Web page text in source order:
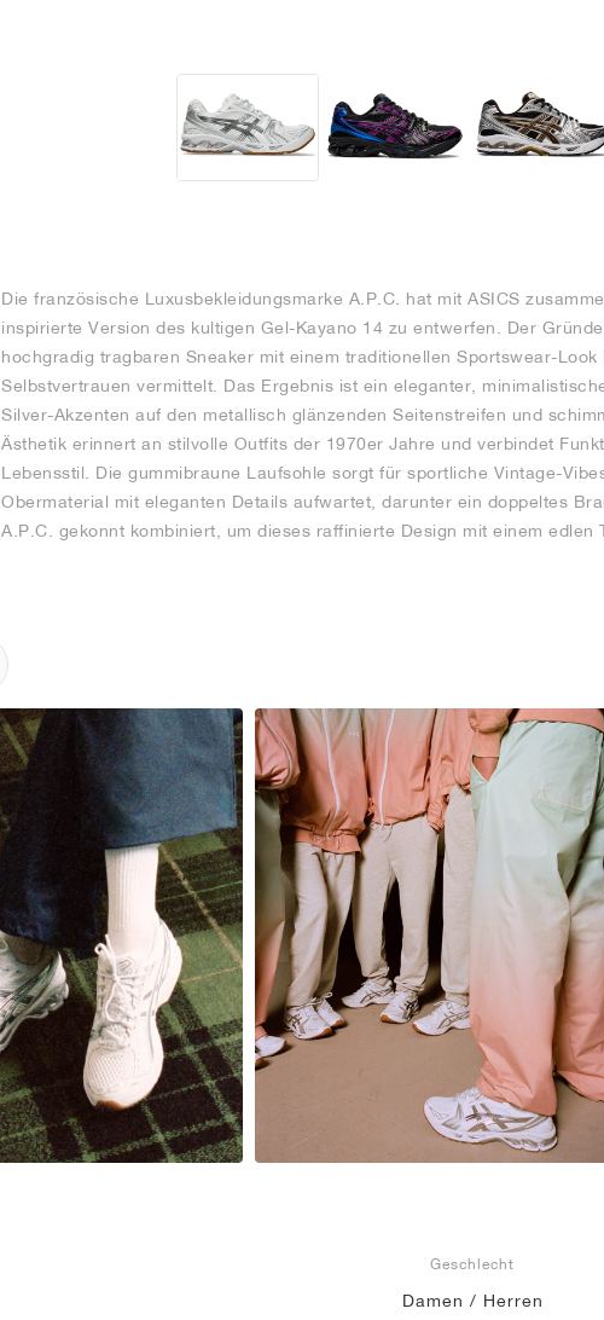
Die französische Luxusbekleidungsmarke A.P.C. hat mit ASICS
inspirierte Version des kultigen Gel-Kayano 14 zu entwerfen. Der
hochgradig tragbaren Sneaker mit einem traditionellen Sportswear-
Selbstvertrauen vermittelt. Das Ergebnis ist ein eleganter,
Silver-Akzenten auf den metallisch glänzenden Seitenstreifen und
Ästhetik erinnert an stilvolle Outfits der 1970er Jahre und verbindet
Lebensstil. Die gummibraune Laufsohle sorgt für sportliche Vintage-
Obermaterial mit eleganten Details aufwartet, darunter ein doppeltes
A.P.C. gekonnt kombiniert, um dieses raffinierte Design mit einem edlen
Geschlecht
Damen / Herren